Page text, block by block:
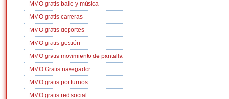
MMO gratis baile y música
MMO gratis carreras
MMO gratis deportes
MMO gratis gestión
MMO gratis movimiento de pantalla
MMO Gratis navegador
MMO gratis por turnos
MMO gratis red social